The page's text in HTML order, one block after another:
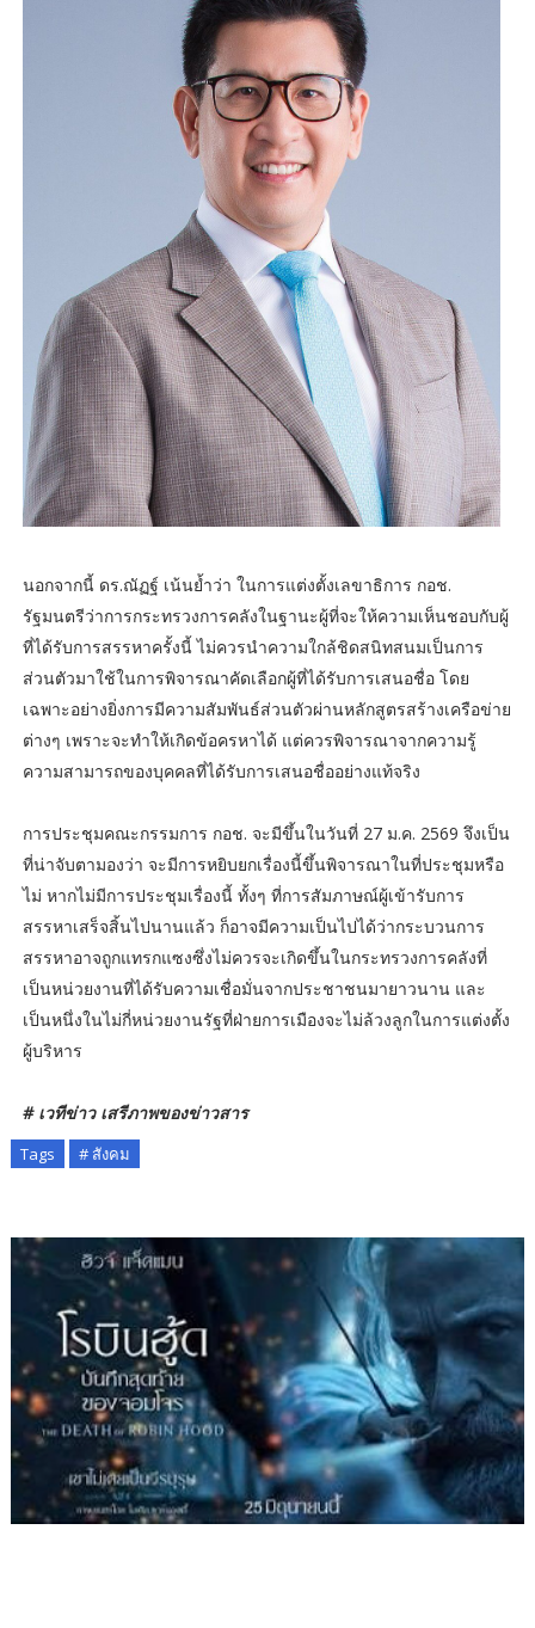
นอกจากนี้ ดร.ณัฏฐ์ เน้นย้ำว่า ในการแต่งตั้งเลขาธิการ กอช.
รัฐมนตรีว่าการกระทรวงการคลังในฐานะผู้ที่จะให้ความเห็นชอบกับผู้
ที่ได้รับการสรรหาครั้งนี้ ไม่ควรนำความใกล้ชิดสนิทสนมเป็นการ
ส่วนตัวมาใช้ในการพิจารณาคัดเลือกผู้ที่ได้รับการเสนอชื่อ โดย
เฉพาะอย่างยิ่งการมีความสัมพันธ์ส่วนตัวผ่านหลักสูตรสร้างเครือข่าย
ต่างๆ เพราะจะทำให้เกิดข้อครหาได้ แต่ควรพิจารณาจากความรู้
ความสามารถของบุคคลที่ได้รับการเสนอชื่ออย่างแท้จริง
การประชุมคณะกรรมการ กอช. จะมีขึ้นในวันที่ 27 ม.ค. 2569 จึงเป็น
ที่น่าจับตามองว่า จะมีการหยิบยกเรื่องนี้ขึ้นพิจารณาในที่ประชุมหรือ
ไม่ หากไม่มีการประชุมเรื่องนี้ ทั้งๆ ที่การสัมภาษณ์ผู้เข้ารับการ
สรรหาเสร็จสิ้นไปนานแล้ว ก็อาจมีความเป็นไปได้ว่ากระบวนการ
สรรหาอาจถูกแทรกแซงซึ่งไม่ควรจะเกิดขึ้นในกระทรวงการคลังที่
เป็นหน่วยงานที่ได้รับความเชื่อมั่นจากประชาชนมายาวนาน และ
เป็นหนึ่งในไม่กี่หน่วยงานรัฐที่ฝ่ายการเมืองจะไม่ล้วงลูกในการแต่งตั้ง
ผู้บริหาร
# เวทีข่าว เสรีภาพของข่าวสาร
Tags # สังคม